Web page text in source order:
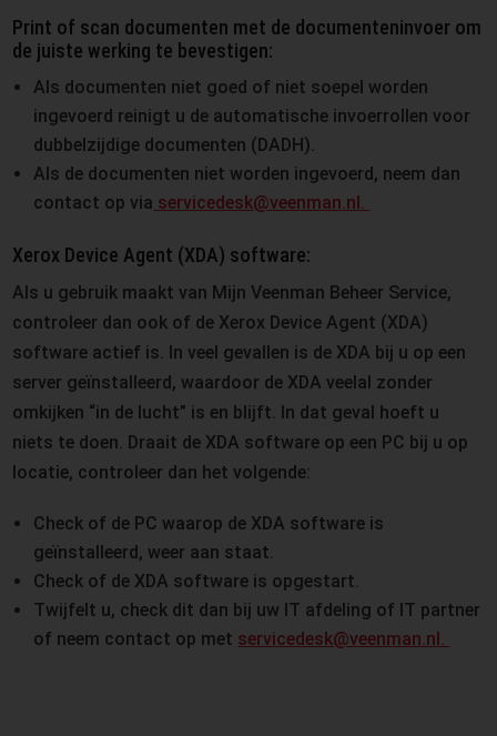
Print ​​of scan documenten met de documenteninvoer om
de juiste werking te bevestigen:
Als documenten niet goed of niet soepel worden
ingevoerd reinigt u de automatische invoerrollen voor
dubbelzijdige documenten (DADH).
Als de documenten niet worden ingevoerd, neem dan
contact op via servicedesk@veenman.nl.
Xerox Device Agent (XDA) software:
Als u gebruik maakt van Mijn Veenman Beheer Service,
controleer dan ook of de Xerox Device Agent (XDA)
software actief is. In veel gevallen is de XDA bij u op een
server geïnstalleerd, waardoor de XDA veelal zonder
omkijken “in de lucht” is en blijft. In dat geval hoeft u
niets te doen. Draait de XDA software op een PC bij u op
locatie, controleer dan het volgende:
Check of de PC waarop de XDA software is
geïnstalleerd, weer aan staat.
Check of de XDA software is opgestart.
Twijfelt u, check dit dan bij uw IT afdeling of IT partner
of neem contact op met servicedesk@veenman.nl.